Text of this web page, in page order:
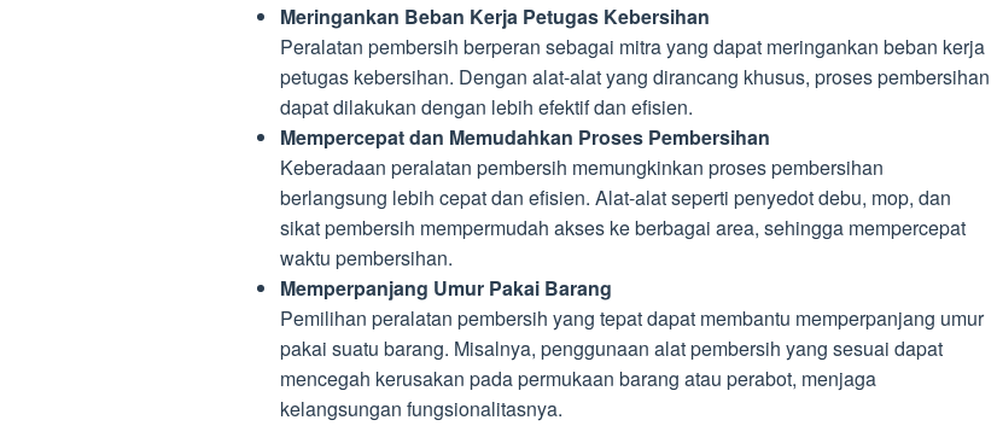
Meringankan Beban Kerja Petugas Kebersihan
Peralatan pembersih berperan sebagai mitra yang dapat meringankan beban kerja
petugas kebersihan. Dengan alat-alat yang dirancang khusus, proses pembersihan
dapat dilakukan dengan lebih efektif dan efisien.
Mempercepat dan Memudahkan Proses Pembersihan
Keberadaan peralatan pembersih memungkinkan proses pembersihan
berlangsung lebih cepat dan efisien. Alat-alat seperti penyedot debu, mop, dan
sikat pembersih mempermudah akses ke berbagai area, sehingga mempercepat
waktu pembersihan.
Memperpanjang Umur Pakai Barang
Pemilihan peralatan pembersih yang tepat dapat membantu memperpanjang umur
pakai suatu barang. Misalnya, penggunaan alat pembersih yang sesuai dapat
mencegah kerusakan pada permukaan barang atau perabot, menjaga
kelangsungan fungsionalitasnya.